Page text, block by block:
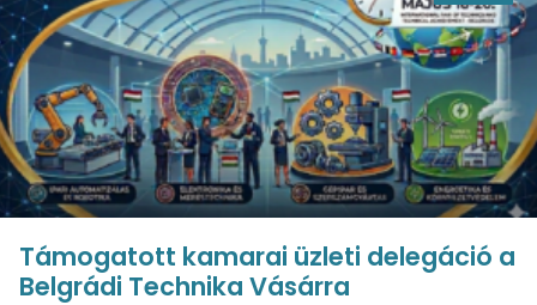
Támogatott kamarai üzleti delegáció a
Belgrádi Technika Vásárra